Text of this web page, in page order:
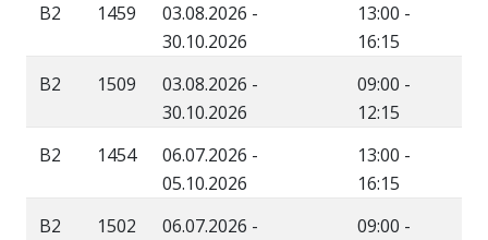
B2
1459
03.08.2026 -
30.10.2026
13:00 -
16:15
B2
1509
03.08.2026 -
30.10.2026
09:00 -
12:15
B2
1454
06.07.2026 -
05.10.2026
13:00 -
16:15
B2
1502
06.07.2026 -
09:00 -